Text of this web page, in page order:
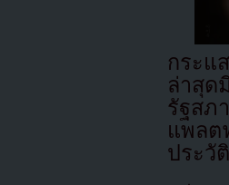
กระแ
ล่าสุด
รัฐสภ
แพล
ประวั